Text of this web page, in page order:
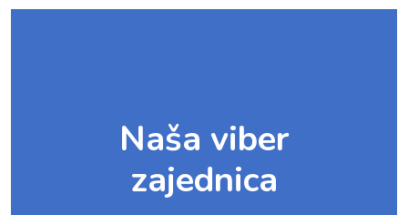
Naša viber
zajednica